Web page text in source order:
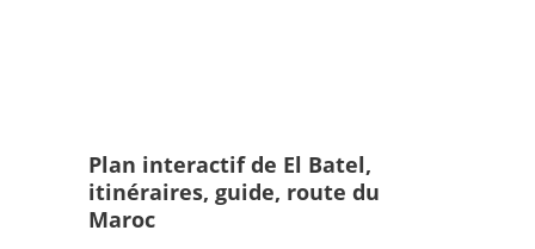
Plan interactif de El Batel,
itinéraires, guide, route du
Maroc